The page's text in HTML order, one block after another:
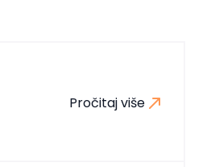
Pročitaj više